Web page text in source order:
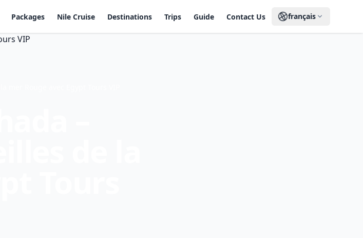
Packages Nile Cruise Destinations Trips Guide Contact Us français